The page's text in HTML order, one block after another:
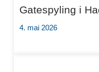
Gatespyling i
4. mai 2026